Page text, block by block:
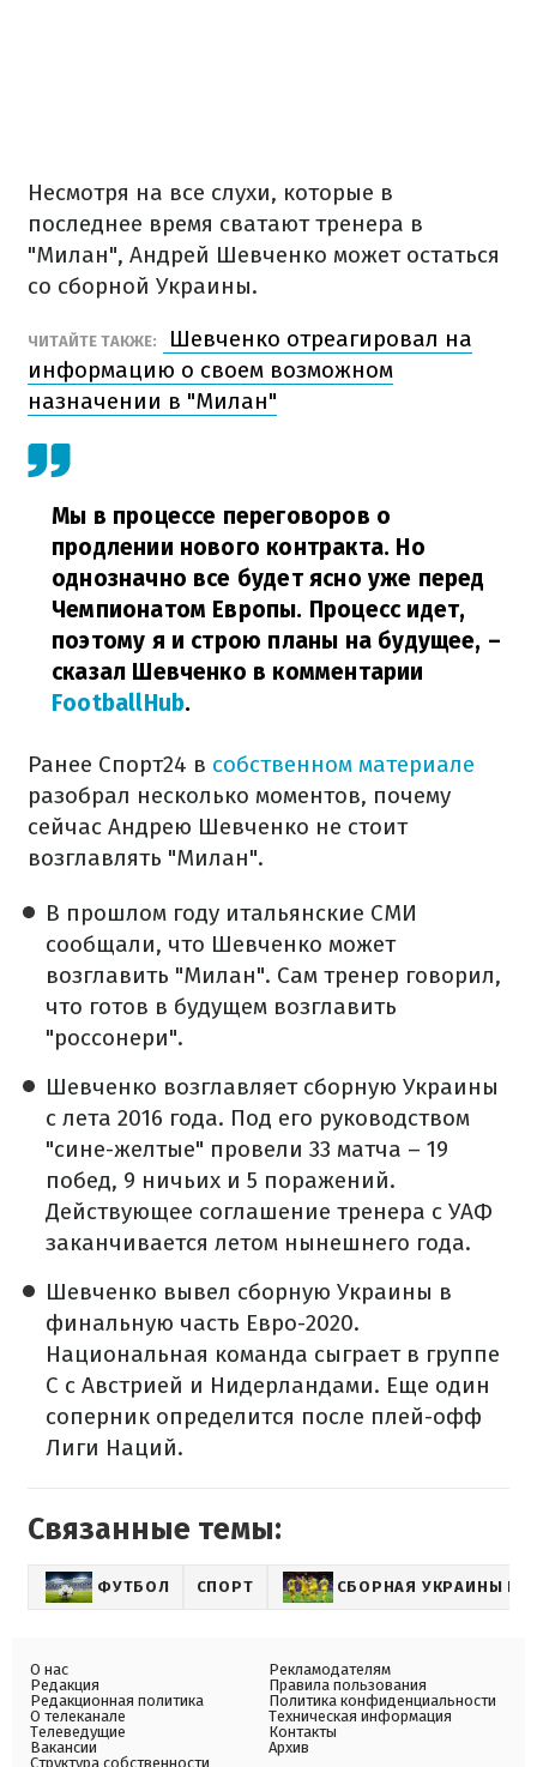
Несмотря на все слухи, которые в
последнее время сватают тренера в
"Милан", Андрей Шевченко может остаться
со сборной Украины.
ЧИТАЙТЕ ТАКЖЕ:
Шевченко отреагировал на
информацию о своем возможном
назначении в "Милан"
Мы в процессе переговоров о
продлении нового контракта. Но
однозначно все будет ясно уже перед
Чемпионатом Европы. Процесс идет,
поэтому я и строю планы на будущее, –
сказал Шевченко в комментарии
FootballHub.
Ранее Спорт24 в собственном материале
разобрал несколько моментов, почему
сейчас Андрею Шевченко не стоит
возглавлять "Милан".
В прошлом году итальянские СМИ
сообщали, что Шевченко может
возглавить "Милан". Сам тренер говорил,
что готов в будущем возглавить
"россонери".
Шевченко возглавляет сборную Украины
с лета 2016 года. Под его руководством
"сине-желтые" провели 33 матча – 19
побед, 9 ничьих и 5 поражений.
Действующее соглашение тренера с УАФ
заканчивается летом нынешнего года.
Шевченко вывел сборную Украины в
финальную часть Евро-2020.
Национальная команда сыграет в группе
С с Австрией и Нидерландами. Еще один
соперник определится после плей-офф
Лиги Наций.
Связанные темы:
ФУТБОЛ СПОРТ СБОРНАЯ УКРАИНЫ
О нас
Редакция
Редакционная политика
О телеканале
Телеведущие
Вакансии
Структура собственности
Рекламодателям
Правила пользования
Политика конфиденциальности
Техническая информация
Контакты
Архив